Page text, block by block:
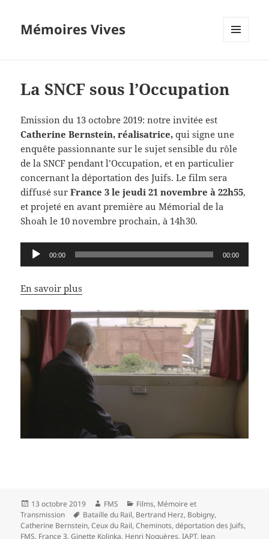
Mémoires Vives
La SNCF sous l’Occupation
Emission du 13 octobre 2019: notre invitée est
Catherine Bernstein, réalisatrice, qui signe une
enquête passionnante sur le sujet sensible du rôle
de la SNCF pendant l’Occupation, et en particulier
concernant la déportation des Juifs. Le film sera
diffusé surFrance 3 le jeudi 21 novembre à 22h55,
et projeté en avant première au Mémorial de la
Shoah le 10 novembre prochain, à 14h30.
Lecteur
audio
00:00 00:00
En savoir plus
Publié
le
13 octobre 2019 Auteur
FMS Catégories
Films, Mémoire et
Transmission
Mots-
clés
Bataille du Rail, Bertrand Herz, Bobigny,
Catherine Bernstein,Ceux du Rail,Cheminots,déportation des Juifs,
FMS, France 3,Ginette Kolinka, Henri Noguères,IAPT, Jean